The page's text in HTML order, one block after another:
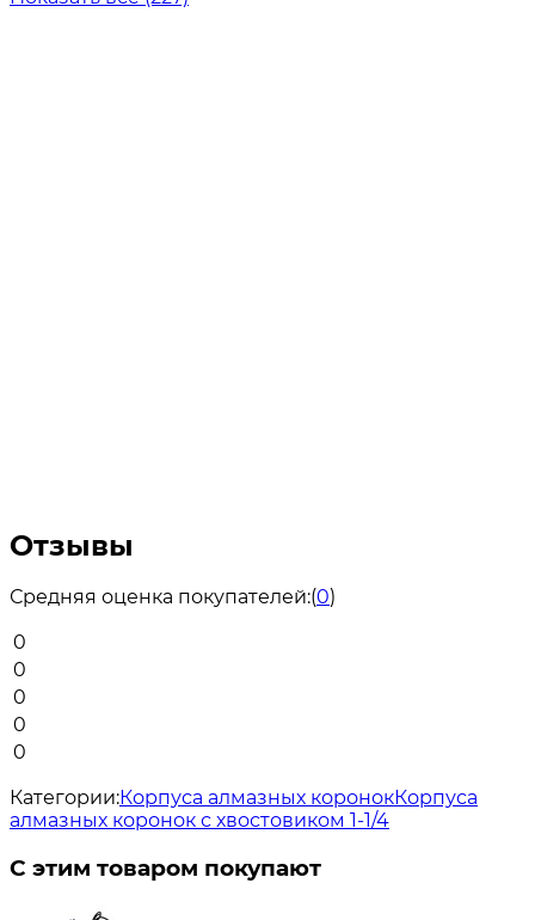
Отзывы
Средняя оценка покупателей:(0)
0
0
0
0
0
Категории:Корпуса алмазных коронокКорпуса
алмазных коронок с хвостовиком 1-1/4
С этим товаром покупают